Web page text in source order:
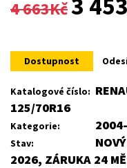
4 663Kč
was:
4
663Kč.
Dostupnost
Katalogové číslo:
125/70R16
Kategorie:
Stav:
2026, ZÁRUKA 24